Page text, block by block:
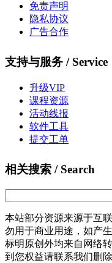
免责声明
隐私协议
广告合作
支持与服务 / Service
升级VIP
课程资源
活动线报
软件工具
提交工单
相关搜索 / Search
本站部分资源来源于互
勿用于商业用途，如产
标明原创外均来自网络
到您权益请联系我们删